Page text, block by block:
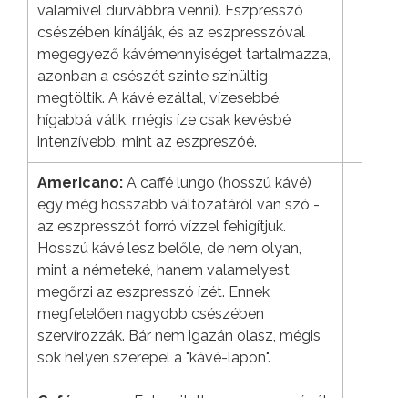
valamivel durvábbra venni). Eszpresszó
csészében kínálják, és az eszpresszóval
megegyező kávémennyiséget tartalmazza,
azonban a csészét szinte színültig
megtöltik. A kávé ezáltal, vízesebbé,
hígabbá válik, mégis íze csak kevésbé
intenzívebb, mint az eszpreszóé.
Americano: A caffé lungo (hosszú kávé)
egy még hosszabb változatáról van szó -
az eszpresszót forró vízzel fehigítjuk.
Hosszú kávé lesz belőle, de nem olyan,
mint a németeké, hanem valamelyest
megőrzi az eszpresszó ízét. Ennek
megfelelően nagyobb csészében
szervírozzák. Bár nem igazán olasz, mégis
sok helyen szerepel a "kávé-lapon".